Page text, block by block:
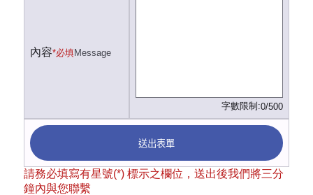
內容*必填Message
字數限制:0/500
送出表單
請務必填寫有星號(*) 標示之欄位，送出後我們將三分
鐘內與您聯繫